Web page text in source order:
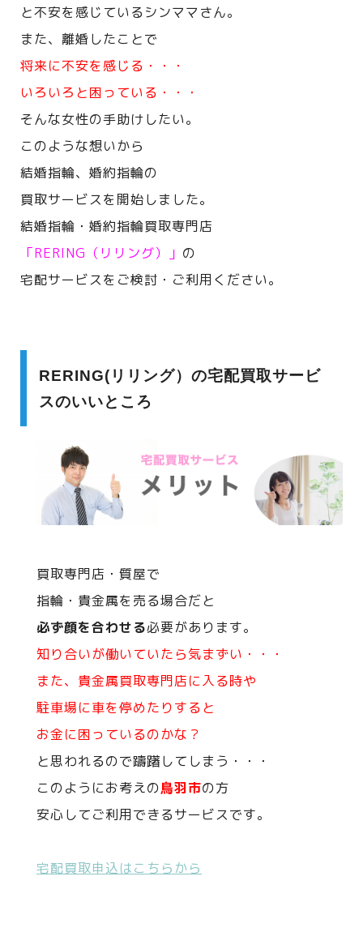
と不安を感じているシンママさん。
また、離婚したことで
将来に不安を感じる・・・
いろいろと困っている・・・
そんな女性の手助けしたい。
このような想いから
結婚指輪、婚約指輪の
買取サービスを開始しました。
結婚指輪・婚約指輪買取専門店
「RERING（リリング）」 の
宅配サービスをご検討・ご利用ください。
RERING(リリング）の宅配買取サービ
スのいいところ
買取専門店・質屋で
指輪・貴金属を売る場合だと
必ず顔を合わせる必要があります。
知り合いが働いていたら気まずい・・・
また、貴金属買取専門店に入る時や
駐車場に車を停めたりすると
お金に困っているのかな？
と思われるので躊躇してしまう・・・
このようにお考えの鳥羽市の方
安心してご利用できるサービスです。
宅配買取申込はこちらから